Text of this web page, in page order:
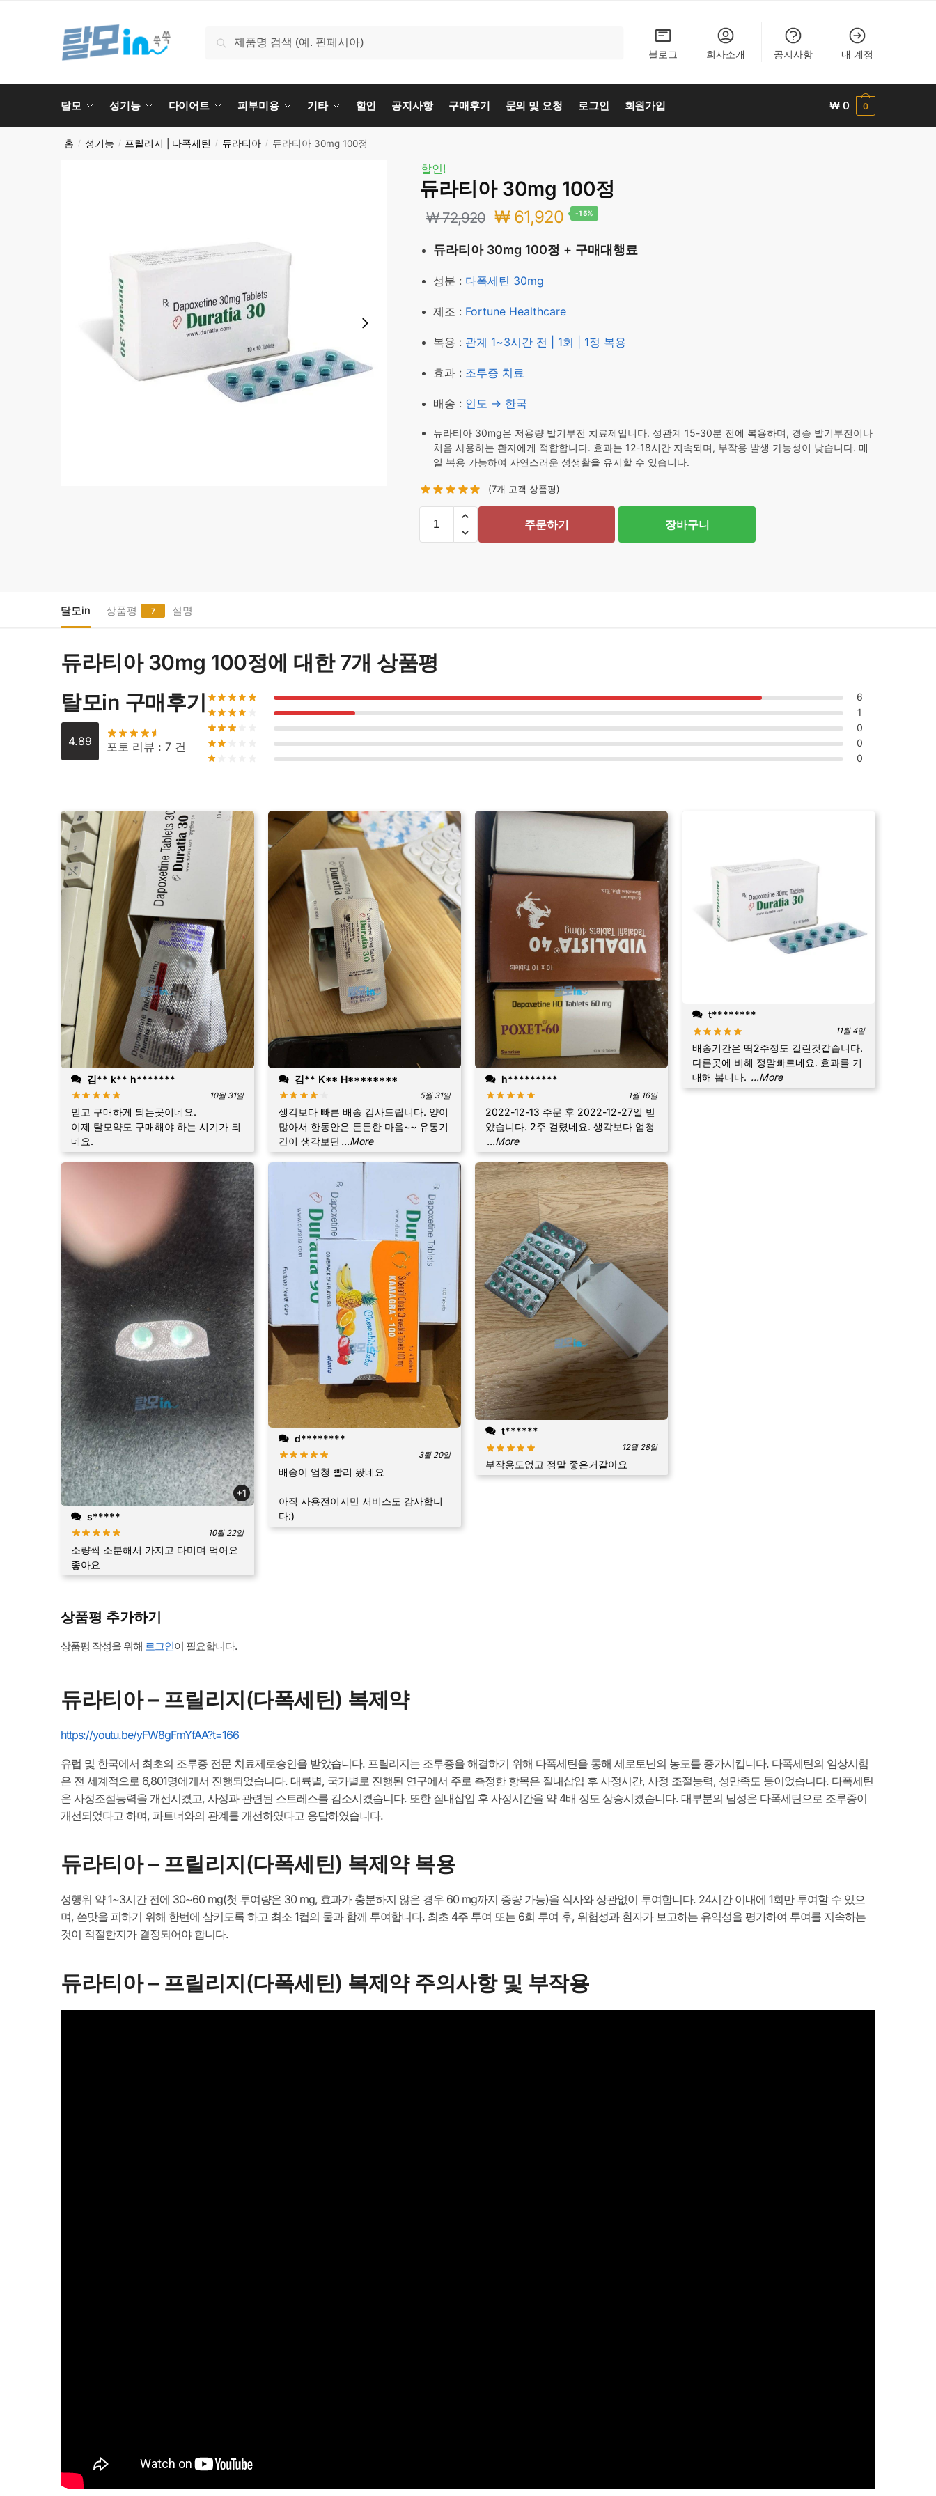
검색
블로그
회사소개 공지사항 내 계정
탈모 성기능 다이어트 피부미용 기타 할인 공지사항 구매후기 문의 및 요청 로그인 회원가입 ₩ 0 0
홈 / 성기능 / 프릴리지 | 다폭세틴 / 듀라티아 / 듀라티아 30mg 100정
할인!
듀라티아 30mg 100정
₩72,920 원
래
₩ 72,920.
₩61,920현
재
₩ 61,920.
-15%
듀라티아 30mg 100정 + 구매대행료
성분 : 다폭세틴 30mg
제조 : Fortune Healthcare
복용 : 관계 1~3시간 전 | 1회 | 1정 복용
효과 : 조루증 치료
배송 : 인도 → 한국
듀라티아 30mg은 저용량 발기부전 치료제입니다. 성관계 15-30분 전에 복용하며, 경증 발기부전이나
처음 사용하는 환자에게 적합합니다. 효과는 12-18시간 지속되며, 부작용 발생 가능성이 낮습니다. 매
일 복용 가능하여 자연스러운 성생활을 유지할 수 있습니다.
(7개 고객 상품평)
량
주문하기 장바구니
탈모in 상품평 7 설명
듀라티아 30mg 100정에 대한 7개 상품평
탈모in 구매후기
4.89 포토 리뷰 : 7 건
6
1
0
0
0
김** k** h*******
10월 31일
믿고 구매하게 되는곳이네요.
이제 탈모약도 구매해야 하는 시기가 되
네요.
+1
s*****
10월 22일
소량씩 소분해서 가지고 다미며 먹어요
좋아요
김** K** H********
5월 31일
생각보다 빠른 배송 감사드립니다. 양이
많아서 한동안은 든든한 마음~~ 유통기
간이 생각보단 ...More
d********
3월 20일
배송이 엄청 빨리 왔네요
아직 사용전이지만 서비스도 감사합니
다:)
h*********
1월 16일
2022-12-13 주문 후 2022-12-27일 받
았습니다. 2주 걸렸네요. 생각보다 엄청
...More
t******
12월 28일
부작용도없고 정말 좋은거같아요
t********
11월 4일
배송기간은 딱2주정도 걸린것같습니다.
다른곳에 비해 정말빠르네요. 효과를 기
대해 봅니다. ...More
상품평 추가하기
상품평 작성을 위해 로그인이 필요합니다.
듀라티아 – 프릴리지(다폭세틴) 복제약
https://youtu.be/yFW8gFmYfAA?t=166
유럽 및 한국에서 최초의 조루증 전문 치료제로승인을 받았습니다. 프릴리지는 조루증을 해결하기 위해 다폭세틴을 통해 세로토닌의 농도를 증가시킵니다. 다폭세틴의 임상시험
은 전 세계적으로 6,801명에게서 진행되었습니다. 대륙별, 국가별로 진행된 연구에서 주로 측정한 항목은 질내삽입 후 사정시간, 사정 조절능력, 성만족도 등이었습니다. 다폭세틴
은 사정조절능력을 개선시켰고, 사정과 관련된 스트레스를 감소시켰습니다. 또한 질내삽입 후 사정시간을 약 4배 정도 상승시켰습니다. 대부분의 남성은 다폭세틴으로 조루증이
개선되었다고 하며, 파트너와의 관계를 개선하였다고 응답하였습니다.
듀라티아 – 프릴리지(다폭세틴) 복제약 복용
성행위 약 1~3시간 전에 30~60 mg(첫 투여량은 30 mg, 효과가 충분하지 않은 경우 60 mg까지 증량 가능)을 식사와 상관없이 투여합니다. 24시간 이내에 1회만 투여할 수 있으
며, 쓴맛을 피하기 위해 한번에 삼키도록 하고 최소 1컵의 물과 함께 투여합니다. 최초 4주 투여 또는 6회 투여 후, 위험성과 환자가 보고하는 유익성을 평가하여 투여를 지속하는
것이 적절한지가 결정되어야 합니다.
듀라티아 – 프릴리지(다폭세틴) 복제약 주의사항 및 부작용